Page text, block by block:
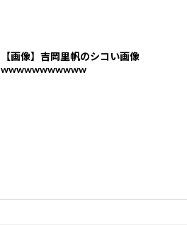
【画像】吉岡里帆のシコい画像
wwwwwwwwwww